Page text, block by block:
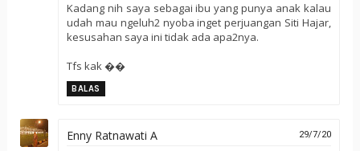
Kadang nih saya sebagai ibu yang punya anak kalau
udah mau ngeluh2 nyoba inget perjuangan Siti Hajar,
kesusahan saya ini tidak ada apa2nya.
Tfs kak ��
BALAS
Enny Ratnawati A 29/7/20